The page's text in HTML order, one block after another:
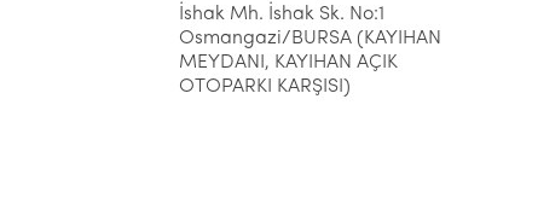
İshak Mh. İshak Sk. No:1
Osmangazi/BURSA (KAYIHAN
MEYDANI, KAYIHAN AÇIK
OTOPARKI KARŞISI)